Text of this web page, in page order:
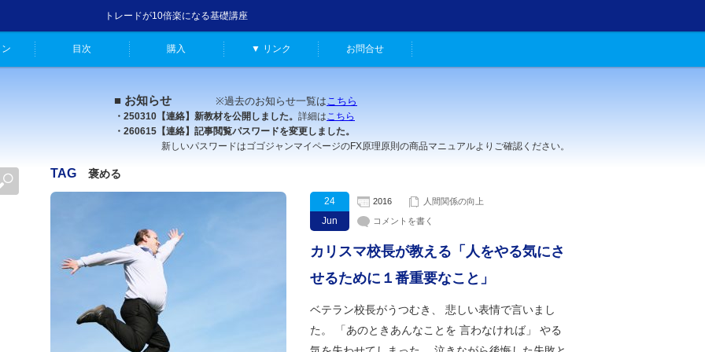
トレードが10倍楽になる基礎講座
目次 購入 ▼ リンク お問合せ
■ お知らせ ※過去のお知らせ一覧はこちら
・250310【連絡】新教材を公開しました。 詳細はこちら
・260615【連絡】記事閲覧パスワードを変更しました。
新しいパスワードはゴゴジャンマイページのFX原理原則の商品マニュアルよりご確認ください。
TAG 褒める
24
Jun
2016 人間関係の向上
コメントを書く
カリスマ校長が教える「人をやる気にさ
せるために１番重要なこと」
ベテラン校長がうつむき、 悲しい表情で言いまし
た。 「あのときあんなことを 言わなければ」 やる